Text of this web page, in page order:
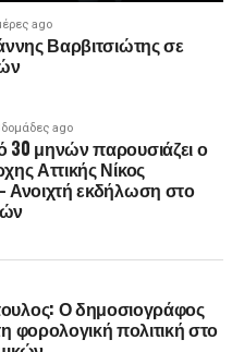
ago
Βαρβιτσιώτης σε
ago
30 μηνών παρουσιάζει ο
Αττικής Νίκος
Ανοιχτή εκδήλωση στο
Ο δημοσιογράφος
φορολογική πολιτική στο